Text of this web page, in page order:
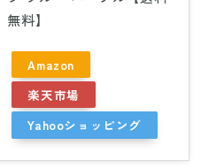
無料】
Amazon
楽天市場
Yahooショッピング